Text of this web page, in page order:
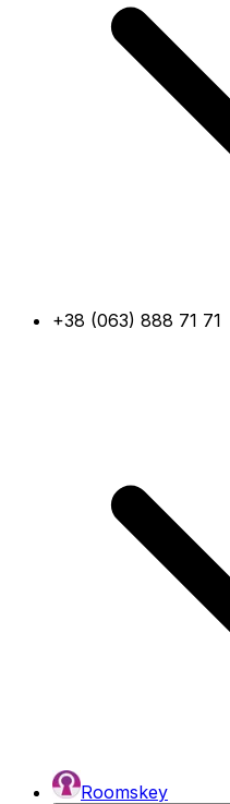
+38 (063) 888 71 71
Roomskey